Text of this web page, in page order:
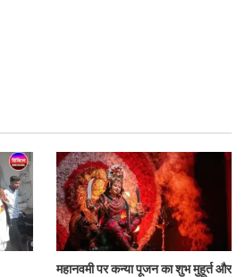
महानवमी पर कन्या पूजन का शुभ मुहूर्त और